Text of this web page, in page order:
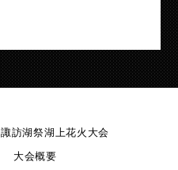
諏訪湖祭湖上花火大会
大会概要